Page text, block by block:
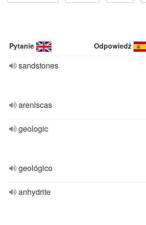
Pytanie Odpowiedź
sandstones
areniscas
geologic
geológico
anhydrite